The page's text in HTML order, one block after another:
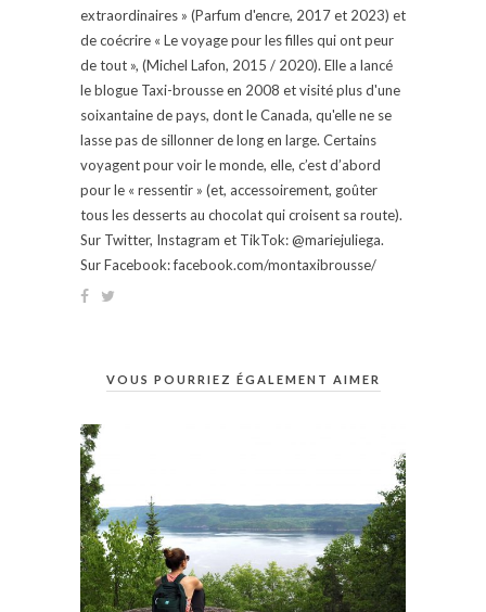
extraordinaires » (Parfum d'encre, 2017 et 2023) et
de coécrire « Le voyage pour les filles qui ont peur
de tout », (Michel Lafon, 2015 / 2020). Elle a lancé
le blogue Taxi-brousse en 2008 et visité plus d'une
soixantaine de pays, dont le Canada, qu'elle ne se
lasse pas de sillonner de long en large. Certains
voyagent pour voir le monde, elle, c’est d’abord
pour le « ressentir » (et, accessoirement, goûter
tous les desserts au chocolat qui croisent sa route).
Sur Twitter, Instagram et TikTok: @mariejuliega.
Sur Facebook: facebook.com/montaxibrousse/
VOUS POURRIEZ ÉGALEMENT AIMER